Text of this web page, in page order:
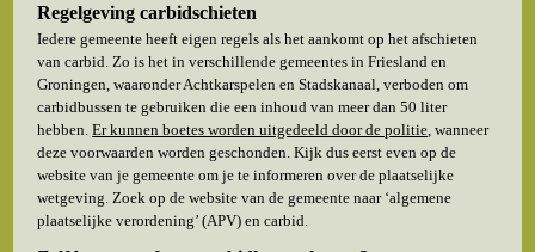
Regelgeving carbidschieten
Iedere gemeente heeft eigen regels als het aankomt op het afschieten
van carbid. Zo is het in verschillende gemeentes in Friesland en
Groningen, waaronder Achtkarspelen en Stadskanaal, verboden om
carbidbussen te gebruiken die een inhoud van meer dan 50 liter
hebben.Er kunnen boetes worden uitgedeeld door de politie , wanneer
deze voorwaarden worden geschonden. Kijk dus eerst even op de
website van je gemeente om je te informeren over de plaatselijke
wetgeving. Zoek op de website van de gemeente naar ‘algemene
plaatselijke verordening’ (APV) en carbid.